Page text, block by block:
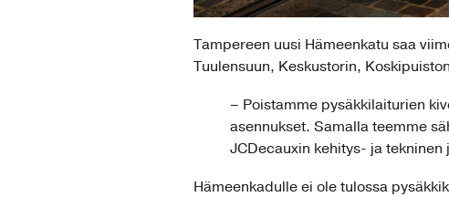
Tampereen uusi Hämeenkatu saa
Tuulensuun, Keskustorin,
– Poistamme pysäkkilaiturien
asennukset. Samalla teemme
JCDecauxin kehitys- ja tekninen
Hämeenkadulle ei ole tulossa